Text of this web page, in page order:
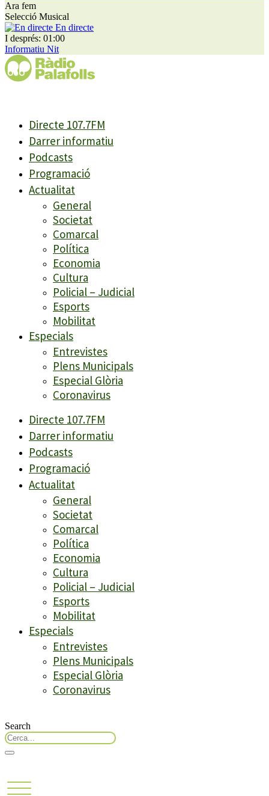
Ara fem
Selecció Musical
En directe
I després: 01:00
Informatiu Nit
Directe 107.7FM
Darrer informatiu
Podcasts
Programació
Actualitat
General
Societat
Comarcal
Política
Economia
Cultura
Policial – Judicial
Esports
Mobilitat
Especials
Entrevistes
Plens Municipals
Especial Glòria
Coronavirus
Directe 107.7FM
Darrer informatiu
Podcasts
Programació
Actualitat
General
Societat
Comarcal
Política
Economia
Cultura
Policial – Judicial
Esports
Mobilitat
Especials
Entrevistes
Plens Municipals
Especial Glòria
Coronavirus
Search